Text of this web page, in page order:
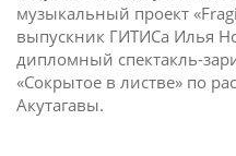
музыкальный проект
выпускник ГИТИСа Илья
дипломный спектакль-
«Сокрытое в листве» по
Акутагавы.